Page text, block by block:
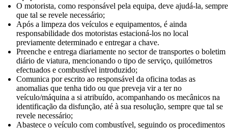
O motorista, como responsável pela equipa, deve ajudá-la, sempre
que tal se revele necessário;
Após a limpeza dos veículos e equipamentos, é ainda
responsabilidade dos motoristas estacioná-los no local
previamente determinado e entregar a chave.
Preenche e entrega diariamente no sector de transportes o boletim
diário de viatura, mencionando o tipo de serviço, quilómetros
efectuados e combustível introduzido;
Comunica por escrito ao responsável da oficina todas as
anomalias que tenha tido ou que preveja vir a ter no
veículo/máquina a si atribuído, acompanhando os mecânicos na
identificação da disfunção, até à sua resolução, sempre que tal se
revele necessário;
Abastece o veículo com combustível, seguindo os procedimentos